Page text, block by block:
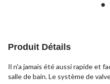
Produit Détails
Il n'a jamais été aussi rapide et
salle de bain. Le système de